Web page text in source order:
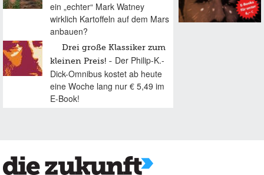
ein „echter“ Mark Watney
wirklich Kartoffeln auf dem Mars
anbauen?
Drei große Klassiker zum
kleinen Preis!
Der Philip-K.-
Dick-Omnibus kostet ab heute
eine Woche lang nur € 5,49 im
E-Book!